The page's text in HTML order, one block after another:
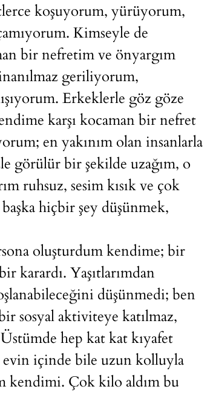
koşuyorum, yürüyorum,
Kimseyle de
bir nefretim ve önyargım
geriliyorum,
Erkeklerle göz göze
karşı kocaman bir nefret
en yakınım olan insanlarla
görülür bir şekilde uzağım, o
ruhsuz, sesim kısık ve çok
hiçbir şey düşünmek,
oluşturdum kendime; bir
karardı. Yaşıtlarımdan
düşünmedi; ben
sosyal aktiviteye katılmaz,
hep kat kat kıyafet
içinde bile uzun kolluyla
kendimi. Çok kilo aldım bu